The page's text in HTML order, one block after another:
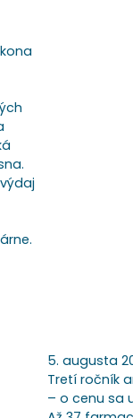
5. augusta
Tretí ročník
– o cenu sa